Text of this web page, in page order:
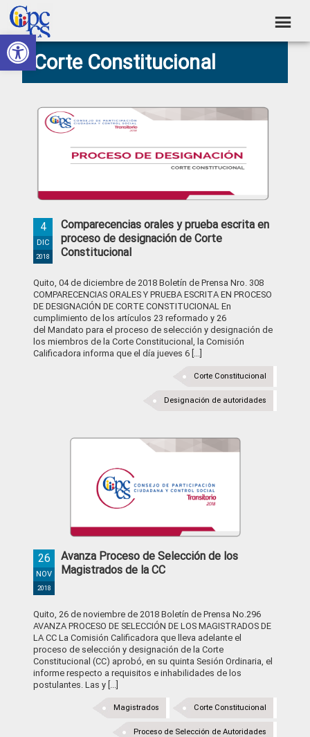
Abrir barra de herramientas
Skip
to
primary
navigation
Skip
to
main
content
Skip
to
primary
sidebar
Skip
to
footer
Consejo
de
Ciudadana
Construyendo
Poder
Ciudadano
Corte Constitucional
Comparecencias orales y prueba escrita en
proceso de designación de Corte
Constitucional
4
DIC
2018
Quito, 04 de diciembre de 2018 Boletín de Prensa Nro. 308
COMPARECENCIAS ORALES Y PRUEBA ESCRITA EN PROCESO
DE DESIGNACIÓN DE CORTE CONSTITUCIONAL En
cumplimiento de los artículos 23 reformado y 26
del Mandato para el proceso de selección y designación de
los miembros de la Corte Constitucional, la Comisión
Calificadora informa que el día jueves 6 [...]
Corte Constitucional
Designación de autoridades
Avanza Proceso de Selección de los
Magistrados de la CC
26
NOV
2018
Quito, 26 de noviembre de 2018 Boletín de Prensa No.296
AVANZA PROCESO DE SELECCIÓN DE LOS MAGISTRADOS DE
LA CC La Comisión Calificadora que lleva adelante el
proceso de selección y designación de la Corte
Constitucional (CC) aprobó, en su quinta Sesión Ordinaria, el
informe respecto a requisitos e inhabilidades de los
postulantes. Las y [...]
Corte Constitucional
Magistrados
Proceso de Selección de Autoridades